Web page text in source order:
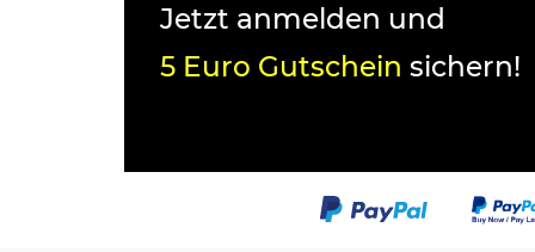
Jetzt anmelden und
5 Euro Gutschein sichern!